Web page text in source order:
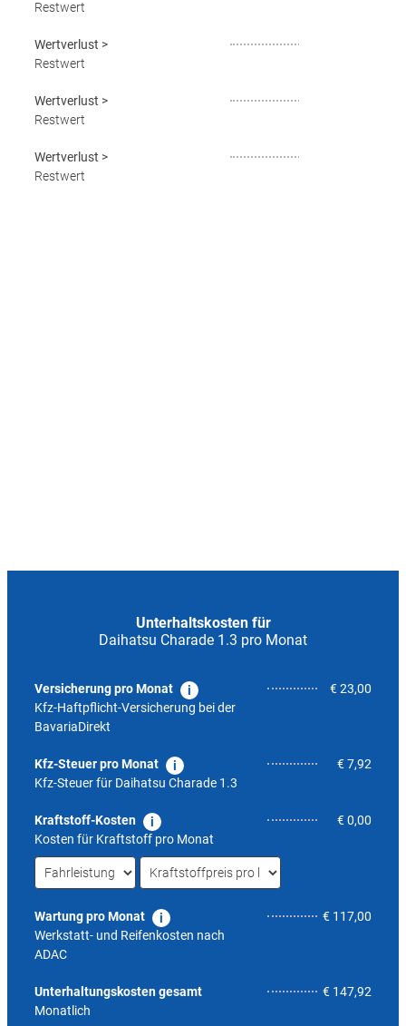
Restwert
Wertverlust >
Restwert
Wertverlust >
Restwert
Wertverlust >
Restwert
Unterhaltskosten für
Daihatsu Charade 1.3 pro Monat
Versicherung pro Monat
Kfz-Haftpflicht-Versicherung bei der
BavariaDirekt
€ 23,00
Kfz-Steuer pro Monat
Kfz-Steuer für Daihatsu Charade 1.3
€ 7,92
Kraftstoff-Kosten
Kosten für Kraftstoff pro Monat
€ 0,00
Wartung pro Monat
Werkstatt- und Reifenkosten nach
ADAC
€ 117,00
Unterhaltungskosten gesamt
Monatlich
€ 147,92